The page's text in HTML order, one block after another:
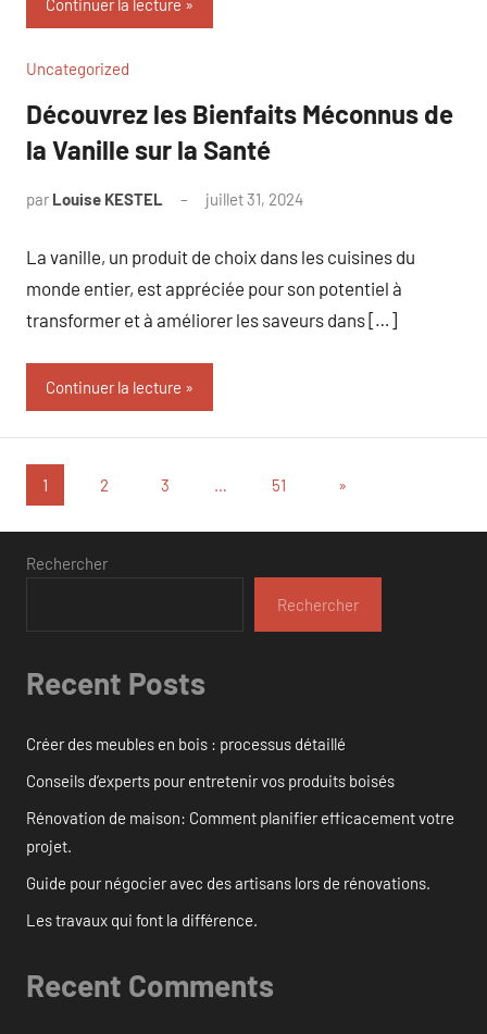
Continuer la lecture
Uncategorized
Découvrez les Bienfaits Méconnus de
la Vanille sur la Santé
par Louise KESTEL juillet 31, 2024
La vanille, un produit de choix dans les cuisines du
monde entier, est appréciée pour son potentiel à
transformer et à améliorer les saveurs dans […]
Continuer la lecture
Pagination
des
publications
1 2 3 … 51
Articles
»
Rechercher
Rechercher
Recent Posts
Créer des meubles en bois : processus détaillé
Conseils d’experts pour entretenir vos produits boisés
Rénovation de maison: Comment planifier efficacement votre
projet.
Guide pour négocier avec des artisans lors de rénovations.
Les travaux qui font la différence.
Recent Comments